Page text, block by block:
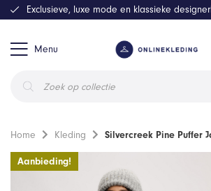
Menu
zoeken
Exclusieve, luxe mode en klassieke
Home Kleding Silvercreek Pine Puffer
Aanbieding!